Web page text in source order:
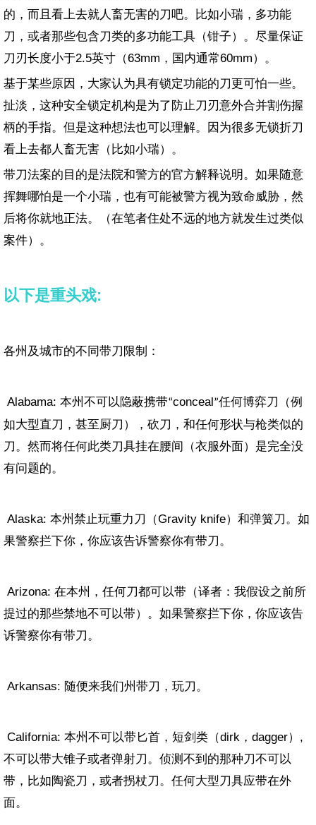
的，而且看上去就人畜无害的刀吧。比如小瑞，多功能
刀，或者那些包含刀类的多功能工具（钳子）。尽量保证
刀刃长度小于2.5英寸（63mm，国内通常60mm）。
基于某些原因，大家认为具有锁定功能的刀更可怕一些。
扯淡，这种安全锁定机构是为了防止刀刃意外合并割伤握
柄的手指。但是这种想法也可以理解。因为很多无锁折刀
看上去都人畜无害（比如小瑞）。
带刀法案的目的是法院和警方的官方解释说明。如果随意
挥舞哪怕是一个小瑞，也有可能被警方视为致命威胁，然
后将你就地正法。（在笔者住处不远的地方就发生过类似
案件）。
以下是重头戏:
各州及城市的不同带刀限制：
Alabama: 本州不可以隐蔽携带“conceal”任何博弈刀（例
如大型直刀，甚至厨刀），砍刀，和任何形状与枪类似的
刀。然而将任何此类刀具挂在腰间（衣服外面）是完全没
有问题的。
Alaska: 本州禁止玩重力刀（Gravity knife）和弹簧刀。如
果警察拦下你，你应该告诉警察你有带刀。
Arizona: 在本州，任何刀都可以带（译者：我假设之前所
提过的那些禁地不可以带）。如果警察拦下你，你应该告
诉警察你有带刀。
Arkansas: 随便来我们州带刀，玩刀。
California: 本州不可以带匕首，短剑类（dirk，dagger）,
不可以带大锥子或者弹射刀。侦测不到的那种刀不可以
带，比如陶瓷刀，或者拐杖刀。任何大型刀具应带在外
面。